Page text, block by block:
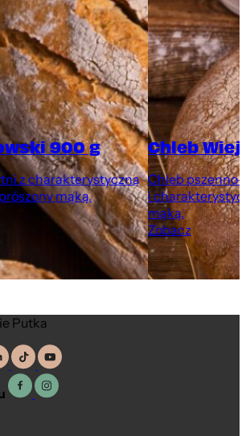
900 g
z charakterystyczną
mąką.
Chleb
Chleb pszenno-
i
mąką.
Zobacz
Putka